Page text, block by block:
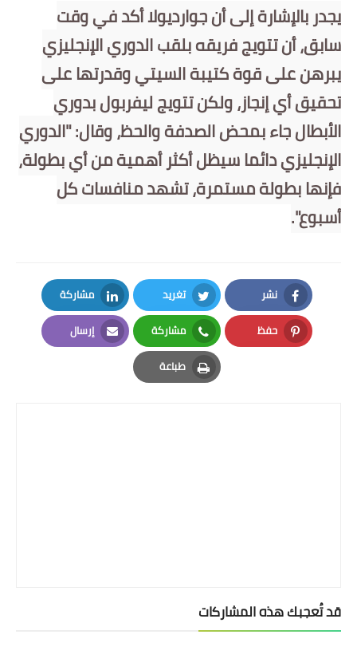
يجدر بالإشارة إلى أن جوارديولا أكد في وقت
سابق، أن تتويج فريقه بلقب الدوري الإنجليزي
يبرهن على قوة كتيبة السيتي وقدرتها على
تحقيق أي إنجاز، ولكن تتويج ليفربول بدوري
الأبطال جاء بمحض الصدفة والحظ، وقال: "الدوري
الإنجليزي دائما سيظل أكثر أهمية من أي بطولة،
فإنها بطولة مستمرة، تشهد منافسات كل
أسبوع".
نشر
Facebook
تغريد
Twitter
مشاركة
LinkedIn
حفظ
Pinterest
مشاركة
Whatsapp
إرسال
Email
طباعة
Print
قد تُعجبك هذه المشاركات